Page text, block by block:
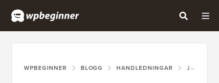
WPBEGINNER BLOGG HANDLEDNINGAR JAG KÖRDE EN WOOCOMMERCE-BLIXTREA — HÄR ÄR MINA 10 EXPERTTIPS